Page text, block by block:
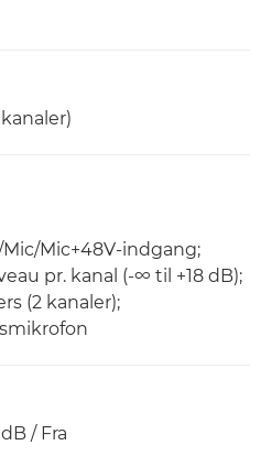
Mic+48V-indgang;
pr. kanal (-∞ til +18 dB);
(2 kanaler);
/ Fra